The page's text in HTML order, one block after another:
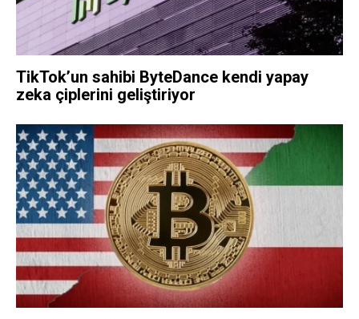
TikTok’un sahibi ByteDance kendi yapay
zeka çiplerini geliştiriyor